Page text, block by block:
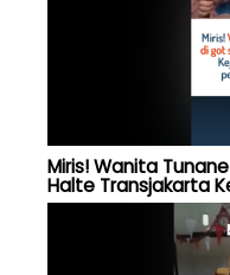
Miris! Wanita
Halte Transjakarta